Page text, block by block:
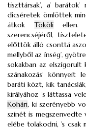
tiszttársak’, a’
dicséretek ömlöttek
átkok Tököliellen.
szerencséjéről,
előttök álló csonttá
mellyből az ínség’,
sokakban az elszigorult
szánakozás’
baráti közt, kik
királyához ’s láttassa
Kohári, ki szerényebb
színét is megszenvedte
elébe tolakodni, ’s csak